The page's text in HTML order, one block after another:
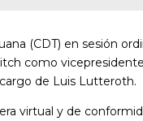
(CDT) en sesión
como
de Luis Lutteroth.
virtual y de